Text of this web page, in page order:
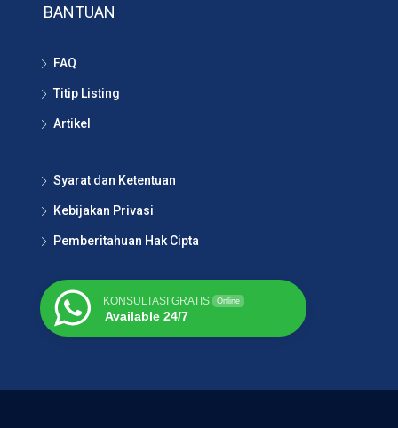
BANTUAN
FAQ
Titip Listing
Artikel
Syarat dan Ketentuan
Kebijakan Privasi
Pemberitahuan Hak Cipta
KONSULTASI GRATIS Online
Available 24/7